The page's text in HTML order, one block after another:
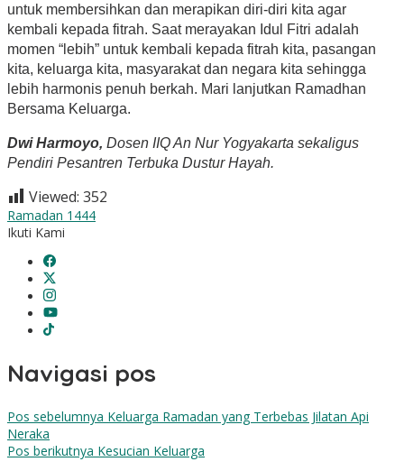
untuk membersihkan dan merapikan diri-diri kita agar
kembali kepada fitrah. Saat merayakan Idul Fitri adalah
momen “lebih” untuk kembali kepada fitrah kita, pasangan
kita, keluarga kita, masyarakat dan negara kita sehingga
lebih harmonis penuh berkah. Mari lanjutkan Ramadhan
Bersama Keluarga.
Dwi Harmoyo, Dosen IIQ An Nur Yogyakarta sekaligus
Pendiri Pesantren Terbuka Dustur Hayah.
Viewed: 352
Ramadan 1444
Ikuti Kami
Navigasi pos
Pos sebelumnya Keluarga Ramadan yang Terbebas Jilatan Api
Neraka
Pos berikutnya Kesucian Keluarga